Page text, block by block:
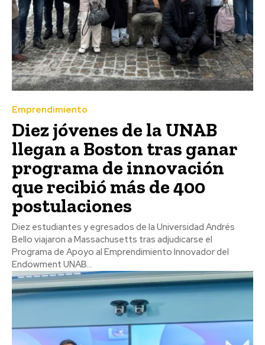
Emprendimiento
Diez jóvenes de la UNAB
llegan a Boston tras ganar
programa de innovación
que recibió más de 400
postulaciones
Diez estudiantes y egresados de la Universidad Andrés
Bello viajaron a Massachusetts tras adjudicarse el
Programa de Apoyo al Emprendimiento Innovador del
Endowment UNAB...